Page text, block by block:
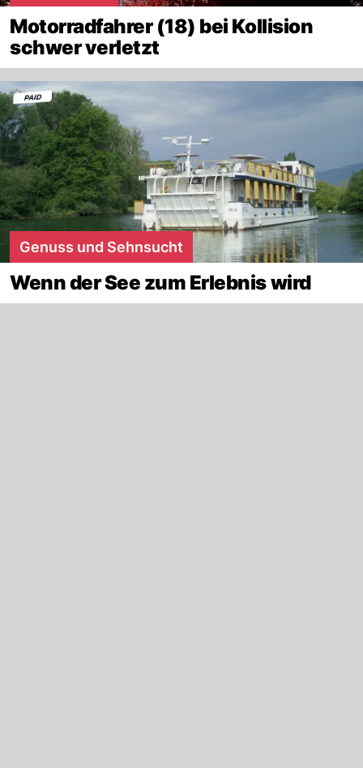
Motorradfahrer (18) bei Kollision
schwer verletzt
Genuss und Sehnsucht
Wenn der See zum Erlebnis wird